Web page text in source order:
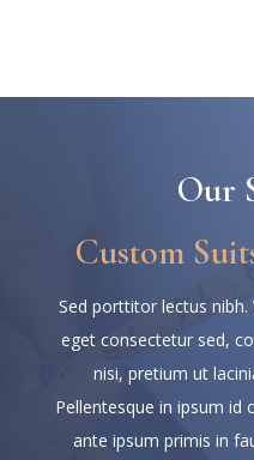
Our
Custom
Sed porttitor lectus
eget consectetur sed,
nisi, pretium ut
Pellentesque in ipsum id
ante ipsum primis in